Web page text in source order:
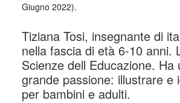
Giugno 2022).
Tiziana Tosi, insegnante di
nella fascia di età 6-10 anni.
Scienze dell Educazione. Ha
grande passione: illustrare e
per bambini e adulti.